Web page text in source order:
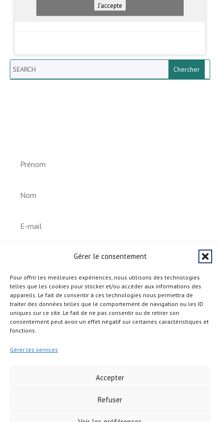
Gérer le consentement
Pour offrir les meilleures expériences, nous utilisons des technologies
telles que les cookies pour stocker et/ou accéder aux informations des
appareils. Le fait de consentir à ces technologies nous permettra de
traiter des données telles que le comportement de navigation ou les ID
uniques sur ce site. Le fait de ne pas consentir ou de retirer son
consentement peut avoir un effet négatif sur certaines caractéristiques et
fonctions.
Gérer les services
Accepter
Refuser
J’accepte
Search
S'abonner
Copyright © 2026